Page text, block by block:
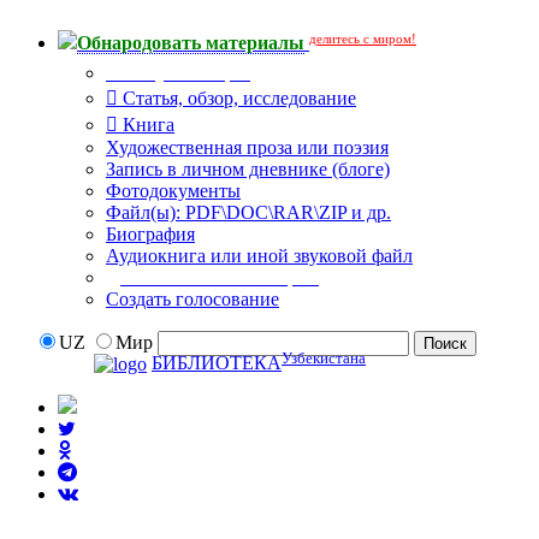
Обнародовать материалы делитесь с миром!
Статья, обзор, исследование
Книга
Художественная проза или поэзия
Запись в личном дневнике (блоге)
Фотодокументы
Файл(ы): PDF\DOC\RAR\ZIP и др.
Биография
Аудиокнига или иной звуковой файл
Создать голосование
UZ
Мир
БИБЛИОТЕКАУзбекистана